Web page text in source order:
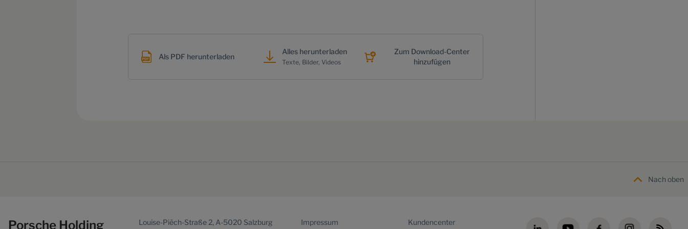
Als PDF herunterladen
Alles herunterladen
Texte, Bilder, Videos
Zum Download-Center
hinzufügen
Nach oben
Porsche Holding
Louise-Piëch-Straße 2, A-5020 Salzburg
Impressum Kundencenter